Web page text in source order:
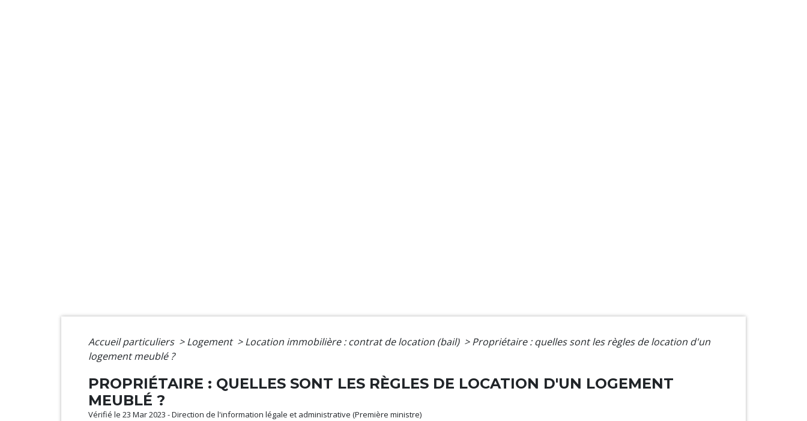
Accueil particuliers > Logement > Location immobilière : contrat de location (bail) > Propriétaire : quelles sont les règles de location d'un
logement meublé ?
PROPRIÉTAIRE : QUELLES SONT LES RÈGLES DE LOCATION D'UN LOGEMENT
MEUBLÉ ?
Vérifié le 23 Mar 2023 - Direction de l'information légale et administrative (Première ministre)